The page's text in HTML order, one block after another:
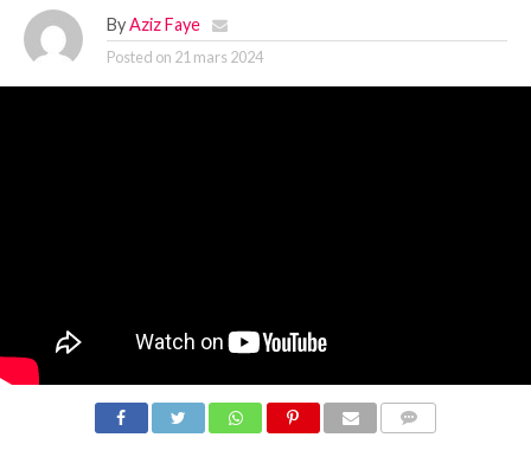
By Aziz Faye
Posted on 21 mars 2024